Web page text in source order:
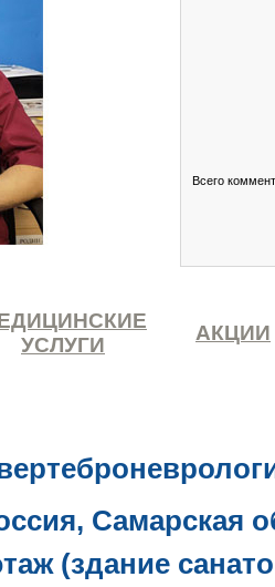
Всего
УСЛУГИ
АКЦИИ
Самарская
(здание